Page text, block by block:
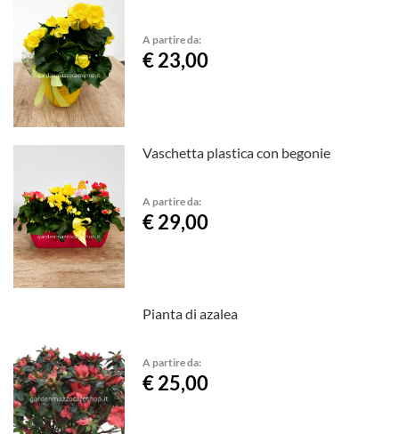
A partire da:
€ 23,00
Vaschetta plastica con begonie
A partire da:
€ 29,00
Pianta di azalea
A partire da:
€ 25,00